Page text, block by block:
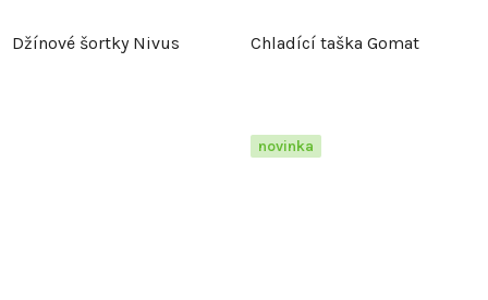
Džínové šortky Nivus Chladící taška Gomat
novinka